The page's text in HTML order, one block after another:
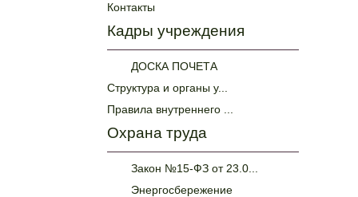
Контакты
Кадры учреждения
ДОСКА ПОЧЕТА
Структура и органы у...
Правила внутреннего ...
Охрана труда
Закон №15-ФЗ от 23.0...
Энергосбережение